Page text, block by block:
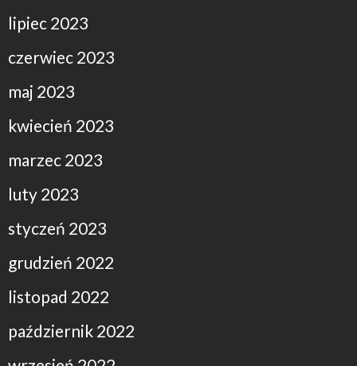
lipiec 2023
czerwiec 2023
maj 2023
kwiecień 2023
marzec 2023
luty 2023
styczeń 2023
grudzień 2022
listopad 2022
październik 2022